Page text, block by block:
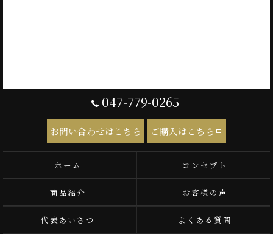
047-779-0265
お問い合わせはこちら ご購入はこちら
ホーム コンセプト
商品紹介 お客様の声
代表あいさつ よくある質問